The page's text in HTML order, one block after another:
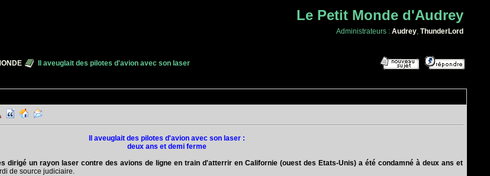
Le Petit Monde d'Audrey
Administrateurs : Audrey, ThunderLord
Il aveuglait des pilotes d'avion avec son laser
Il aveuglait des pilotes d'avion avec son laser :
deux ans et demi ferme
dirigé un rayon laser contre des avions de ligne en train d'atterrir en Californie (ouest des Etats-Unis) a été condamné à deux ans et
de source judiciaire.